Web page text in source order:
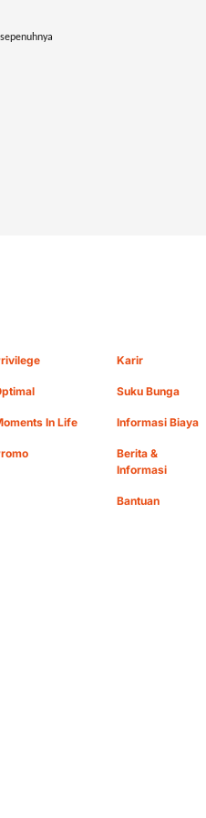
In Life
Karir
Suku Bunga
Informasi Biaya
Berita &
Informasi
Bantuan